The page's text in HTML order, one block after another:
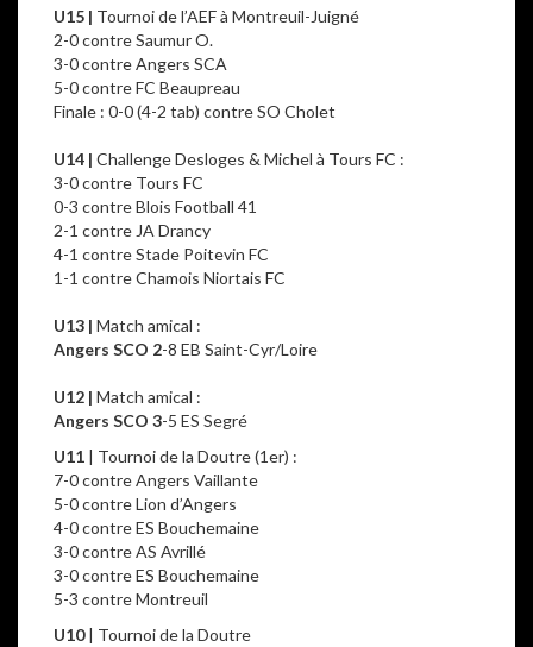
U15 | Tournoi de l’AEF à Montreuil-Juigné
2-0 contre Saumur O.
3-0 contre Angers SCA
5-0 contre FC Beaupreau
Finale : 0-0 (4-2 tab) contre SO Cholet
U14 | Challenge Desloges & Michel à Tours FC :
3-0 contre Tours FC
0-3 contre Blois Football 41
2-1 contre JA Drancy
4-1 contre Stade Poitevin FC
1-1 contre Chamois Niortais FC
U13 | Match amical :
Angers SCO 2-8 EB Saint-Cyr/Loire
U12 | Match amical :
Angers SCO 3-5 ES Segré
U11 | Tournoi de la Doutre (1er) :
7-0 contre Angers Vaillante
5-0 contre Lion d’Angers
4-0 contre ES Bouchemaine
3-0 contre AS Avrillé
3-0 contre ES Bouchemaine
5-3 contre Montreuil
U10| Tournoi de la Doutre